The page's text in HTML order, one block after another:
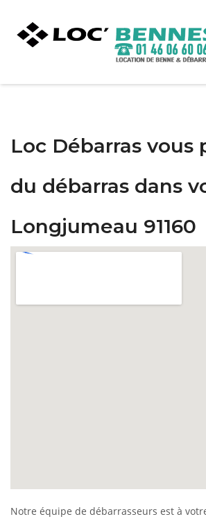
Loc Débarras vous
du débarras dans
Longjumeau 91160
Notre équipe de débarrasseurs est à